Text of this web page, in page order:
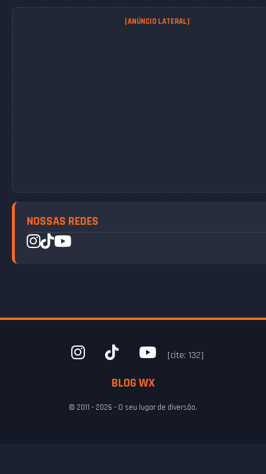
[ANÚNCIO LATERAL]
NOSSAS REDES
[cite: 132]
BLOG WX
© 2011 - 2026 - O seu lugar de diversão.